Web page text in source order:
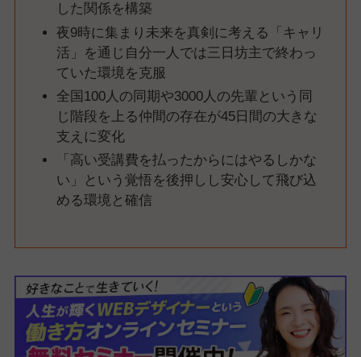
した関係を構築
夜9時に集まり未来を真剣に考える「キャリ
活」を通じ自分一人では三日坊主で終わっ
ていた環境を克服
全国100人の同期や3000人の先輩という同
じ階段を上る仲間の存在が45日間の大きな
支えに変化
「高い受講費を払ったからにはやるしかな
い」という覚悟を後押しし安心して飛び込
める環境と確信